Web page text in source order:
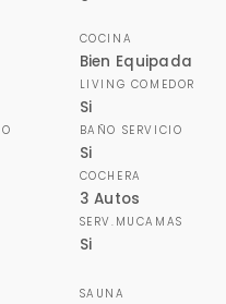
COCINA
Bien Equipada
LIVING COMEDOR
Si
BAÑO SERVICIO
Si
COCHERA
3 Autos
SERV.MUCAMAS
Si
SAUNA
clientes.